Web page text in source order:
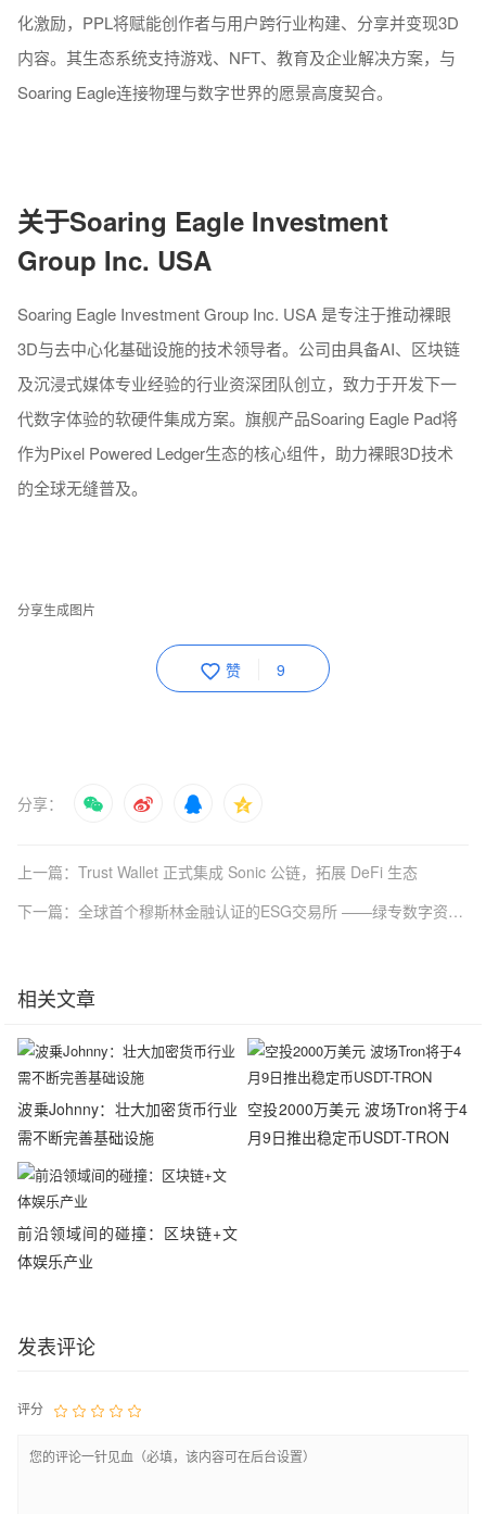
化激励，PPL将赋能创作者与用户跨行业构建、分享并变现3D
内容。其生态系统支持游戏、NFT、教育及企业解决方案，与
Soaring Eagle连接物理与数字世界的愿景高度契合。
关于Soaring Eagle Investment
Group Inc. USA
Soaring Eagle Investment Group Inc. USA 是专注于推动裸眼
3D与去中心化基础设施的技术领导者。公司由具备AI、区块链
及沉浸式媒体专业经验的行业资深团队创立，致力于开发下一
代数字体验的软硬件集成方案。旗舰产品Soaring Eagle Pad将
作为Pixel Powered Ledger生态的核心组件，助力裸眼3D技术
的全球无缝普及。
分享生成图片
赞 9
分享：
上一篇：Trust Wallet 正式集成 Sonic 公链，拓展 DeFi 生态
下一篇：全球首个穆斯林金融认证的ESG交易所 ——绿专数字资产交易所(GreenX)将于3月30日正式上线
相关文章
波乗Johnny：壮大加密货币行业
需不断完善基础设施
空投2000万美元 波场Tron将于4
月9日推出稳定币USDT-TRON
前沿领域间的碰撞：区块链+文
体娱乐产业
发表评论
评分